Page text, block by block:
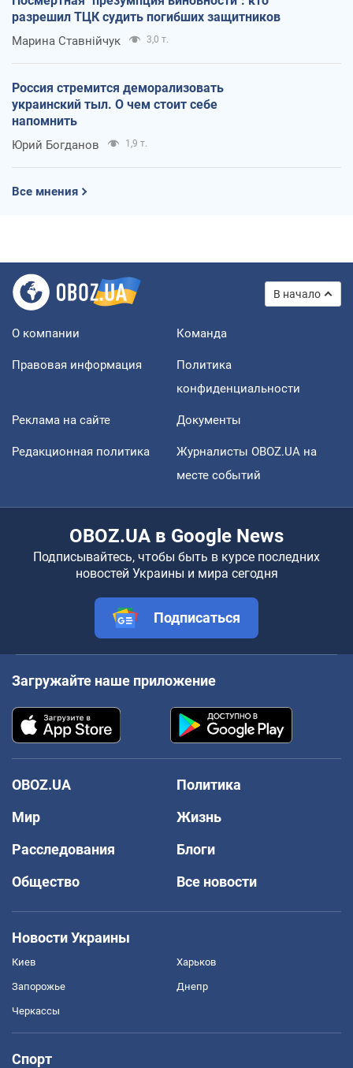
разрешил ТЦК судить погибших защитников
Марина Ставнійчук 3,0 т.
Россия стремится деморализовать
украинский тыл. О чем стоит себе
напомнить
Юрий Богданов 1,9 т.
Все мнения
В начало
О компании Команда
Правовая информация
Политика
конфиденциальности
Реклама на сайте Документы
Редакционная политика
Журналисты OBOZ.UA на
месте событий
OBOZ.UA в Google News
Подписывайтесь, чтобы быть в курсе последних
новостей Украины и мира сегодня
Подписаться
Загружайте наше приложение
OBOZ.UA
Политика
Мир
Жизнь
Расследования
Блоги
Общество
Все новости
Новости Украины
Киев Харьков
Запорожье Днепр
Черкассы
Спорт